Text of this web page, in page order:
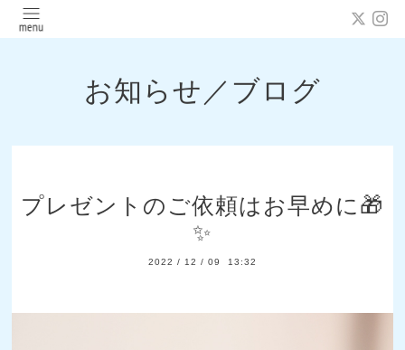
お知らせ／ブログ
プレゼントのご依頼はお早めに🎁
✨
2022 / 12 / 09 13:32